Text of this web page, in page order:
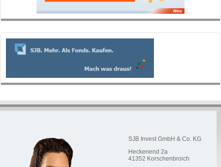
SJB Invest GmbH & Co. KG
Heckenend 2a
41352 Korschenbroich